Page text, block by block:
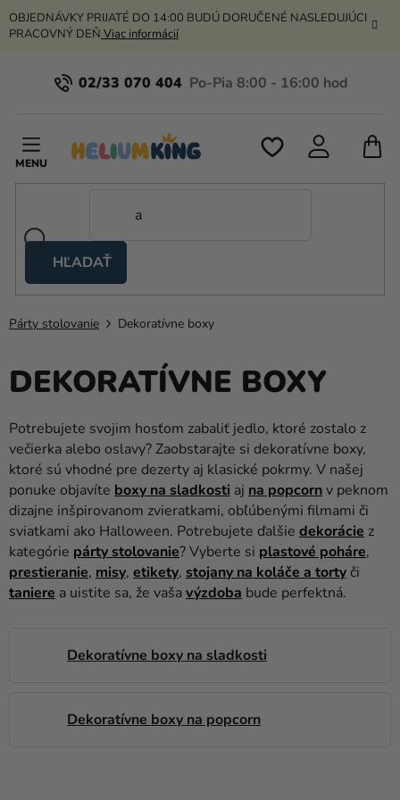
Prejsť
na
OBJEDNÁVKY PRIJATÉ DO 14:00 BUDÚ DORUČENÉ NASLEDUJÚCI
PRACOVNÝ DEŇ Viac informácií
02/33 070 404
HĽADAŤ
stany
Kanekalon
Hélium
a
Svadba
Párty
Výzdoba
a
doplnky
Karnevalové
Pečenie
Párty stolovanie Dekoratívne boxy
DEKORATÍVNE BOXY
Potrebujete svojim hosťom zabaliť jedlo, ktoré zostalo z
večierka alebo oslavy? Zaobstarajte si dekoratívne boxy,
ktoré sú vhodné pre dezerty aj klasické pokrmy. V našej
ponuke objavíte boxy na sladkosti aj na popcornv peknom
dizajne inšpirovanom zvieratkami, obľúbenými filmami či
sviatkami ako Halloween. Potrebujete ďalšie dekorácie z
kategórie párty stolovanie? Vyberte si plastové poháre,
prestieranie, misy, etikety, stojany na koláče a torty či
taniere a uistite sa, že vašavýzdoba bude perfektná.
Dekoratívne boxy na sladkosti
Dekoratívne boxy na popcorn